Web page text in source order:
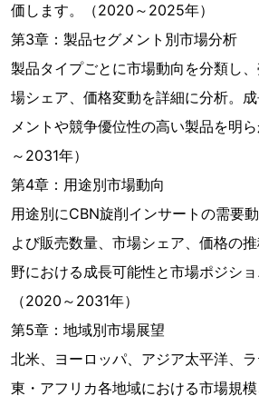
価します。（2020～2025年）
第3章：製品セグメント別市場分析
製品タイプごとに市場動向を分類し
場シェア、価格変動を詳細に分析。
メントや競争優位性の高い製品を明
～2031年）
第4章：用途別市場動向
用途別にCBN旋削インサートの需要
よび販売数量、市場シェア、価格の
野における成長可能性と市場ポジショ
（2020～2031年）
第5章：地域別市場展望
北米、ヨーロッパ、アジア太平洋、
東・アフリカ各地域における市場規模